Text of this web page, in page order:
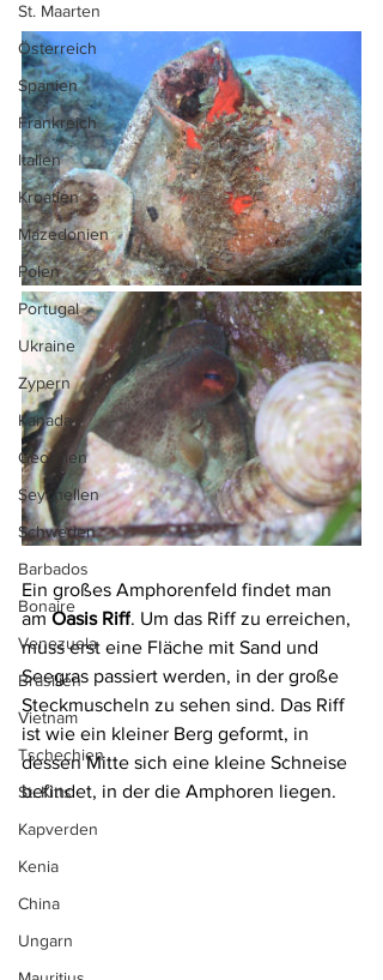
St. Maarten
Österreich
Spanien
Frankreich
Italien
Kroatien
Mazedonien
Polen
Portugal
Ukraine
Zypern
Kanada
Georgien
Seychellen
Schweden
Barbados
Bonaire
Venezuela
Brasilien
Vietnam
Tschechien
St. Kitts
Kapverden
Kenia
China
Ungarn
Ein großes Amphorenfeld findet man
am Oasis Riff. Um das Riff zu erreichen,
muss erst eine Fläche mit Sand und
Seegras passiert werden, in der große
Steckmuscheln zu sehen sind. Das Riff
ist wie ein kleiner Berg geformt, in
dessen Mitte sich eine kleine Schneise
befindet, in der die Amphoren liegen.